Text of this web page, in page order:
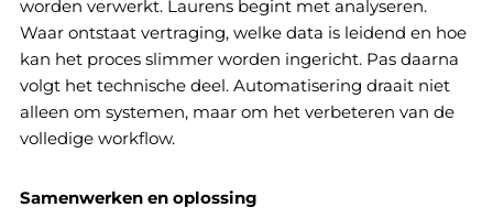
worden verwerkt. Laurens begint met analyseren.
Waar ontstaat vertraging, welke data is leidend en hoe
kan het proces slimmer worden ingericht. Pas daarna
volgt het technische deel. Automatisering draait niet
alleen om systemen, maar om het verbeteren van de
volledige workflow.
Samenwerken en oplossing